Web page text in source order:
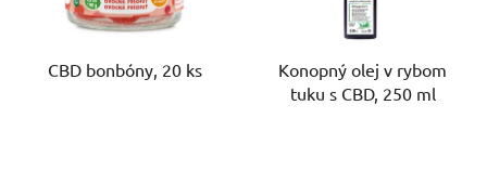
CBD bonbóny, 20 ks
Konopný olej v rybom
tuku s CBD, 250 ml